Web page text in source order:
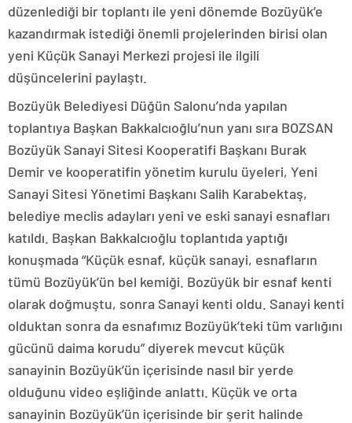
düzenlediği bir toplantı ile yeni dönemde Bozüyük’e
kazandırmak istediği önemli projelerinden birisi olan
yeni Küçük Sanayi Merkezi projesi ile ilgili
düşüncelerini paylaştı.
Bozüyük Belediyesi Düğün Salonu’nda yapılan
toplantıya Başkan Bakkalcıoğlu’nun yanı sıra BOZSAN
Bozüyük Sanayi Sitesi Kooperatifi Başkanı Burak
Demir ve kooperatifin yönetim kurulu üyeleri, Yeni
Sanayi Sitesi Yönetimi Başkanı Salih Karabektaş,
belediye meclis adayları yeni ve eski sanayi esnafları
katıldı. Başkan Bakkalcıoğlu toplantıda yaptığı
konuşmada “Küçük esnaf, küçük sanayi, esnafların
tümü Bozüyük’ün bel kemiği. Bozüyük bir esnaf kenti
olarak doğmuştu, sonra Sanayi kenti oldu. Sanayi kenti
olduktan sonra da esnafımız Bozüyük’teki tüm varlığını
gücünü daima korudu” diyerek mevcut küçük
sanayinin Bozüyük’ün içerisinde nasıl bir yerde
olduğunu video eşliğinde anlattı. Küçük ve orta
sanayinin Bozüyük’ün içerisinde bir şerit halinde